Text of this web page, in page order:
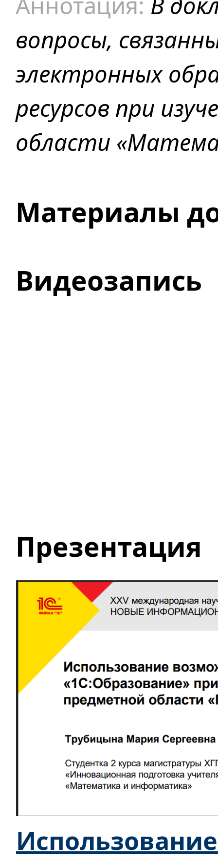
вопросы,
электронных
ресурсов при
области
Материалы
Видеозапись
Презентация